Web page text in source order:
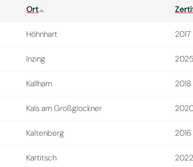
Ort
Höhnhart 2017
Inzing 2025
Kallham 2018
Kals am Großglockner
Kaltenberg 2016
Kartitsch 2022